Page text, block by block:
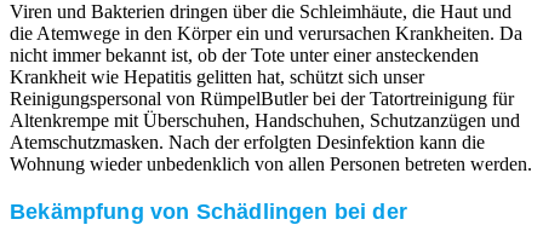
Viren und Bakterien dringen über die Schleimhäute, die Haut und
die Atemwege in den Körper ein und verursachen Krankheiten. Da
nicht immer bekannt ist, ob der Tote unter einer ansteckenden
Krankheit wie Hepatitis gelitten hat, schützt sich unser
Reinigungspersonal von RümpelButler bei der Tatortreinigung für
Altenkrempe mit Überschuhen, Handschuhen, Schutzanzügen und
Atemschutzmasken. Nach der erfolgten Desinfektion kann die
Wohnung wieder unbedenklich von allen Personen betreten werden.
Bekämpfung von Schädlingen bei der